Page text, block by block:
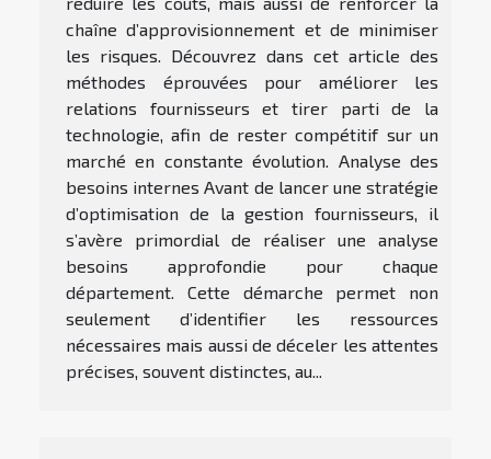
chaîne d’approvisionnement et de minimiser
les risques. Découvrez dans cet article des
méthodes éprouvées pour améliorer les
relations fournisseurs et tirer parti de la
technologie, afin de rester compétitif sur un
marché en constante évolution. Analyse des
besoins internes Avant de lancer une stratégie
d’optimisation de la gestion fournisseurs, il
s’avère primordial de réaliser une analyse
besoins approfondie pour chaque
département. Cette démarche permet non
seulement d’identifier les ressources
nécessaires mais aussi de déceler les attentes
précises, souvent distinctes, au...